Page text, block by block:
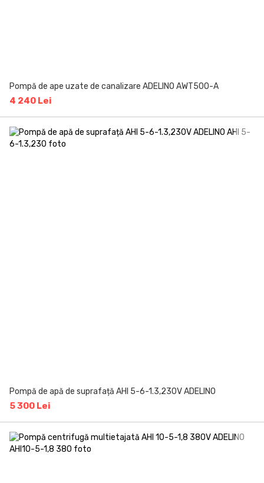
Pompă de ape uzate de canalizare ADELINO AWT500-A
4 240 Lei
Pompă de apă de suprafață AHI 5-6-1.3,230V ADELINO
5 300 Lei